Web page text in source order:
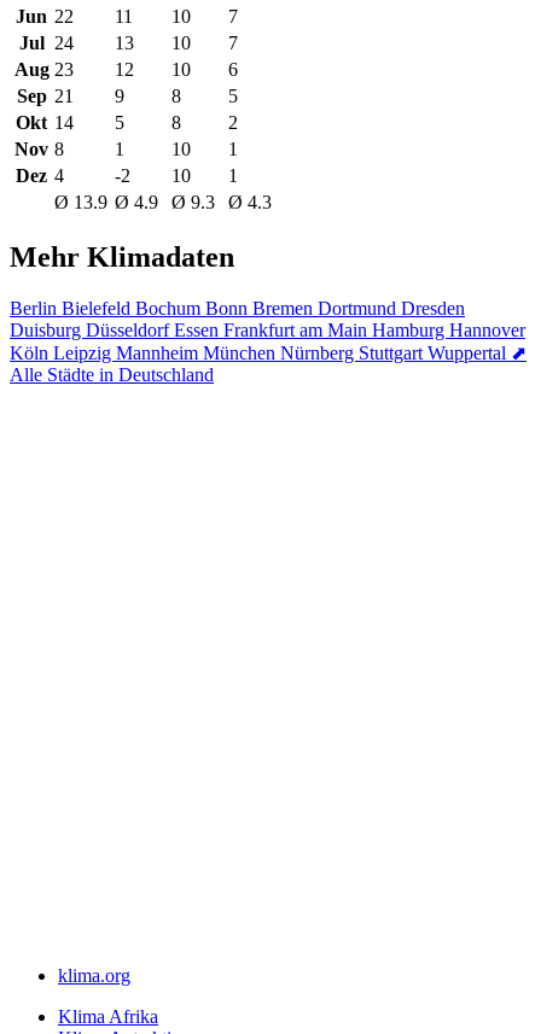
Jun 22 11 10
7
Jul 24 13 10
7
Aug 23 12 10
6
Sep 21 9 8
5
Okt 14 5 8
2
Nov 8 1 10
1
Dez 4 -2 10
1
Ø 13.9 Ø 4.9 Ø 9.3 Ø 4.3
Mehr Klimadaten
Berlin Bielefeld Bochum Bonn Bremen Dortmund Dresden
Duisburg DüsseldorfEssen Frankfurt am Main Hamburg Hannover
Köln Leipzig Mannheim München Nürnberg Stuttgart Wuppertal ⬈
Alle Städte in Deutschland
klima.org
Klima Afrika